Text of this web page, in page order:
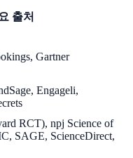
출처
Gartner
Engageli,
RCT), npj Science of
SAGE, ScienceDirect,